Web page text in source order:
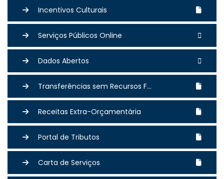
Incentivos Culturais
Serviços Públicos Online
Dados Abertos
Transferências sem Recursos F...
Receitas Extra-Orçamentária
Portal de Tributos
Carta de Serviços